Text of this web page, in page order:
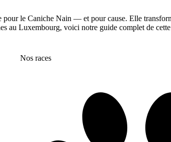
le Caniche Nain — et pour cause. Elle
au Luxembourg, voici notre guide complet de
Nos races